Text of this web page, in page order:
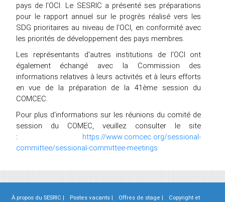
pays de l'OCI. Le SESRIC a présenté ses préparations
pour le rapport annuel sur le progrès réalisé vers les
SDG prioritaires au niveau de l'OCI, en conformité avec
les priorités de développement des pays membres.
Les représentants d'autres institutions de I'OCI ont
également échangé avec la Commission des
informations relatives à leurs activités et à leurs efforts
en vue de la préparation de la 41ème session du
COMCEC.
Pour plus d'informations sur les réunions du comité de
session du COMEC, veuillez consulter le site
: https://www.comcec.org/sessional-
committee/sessional-committee-meetings
À propos du SESRIC | Postes vacants | Offres de stage |
Copyright et